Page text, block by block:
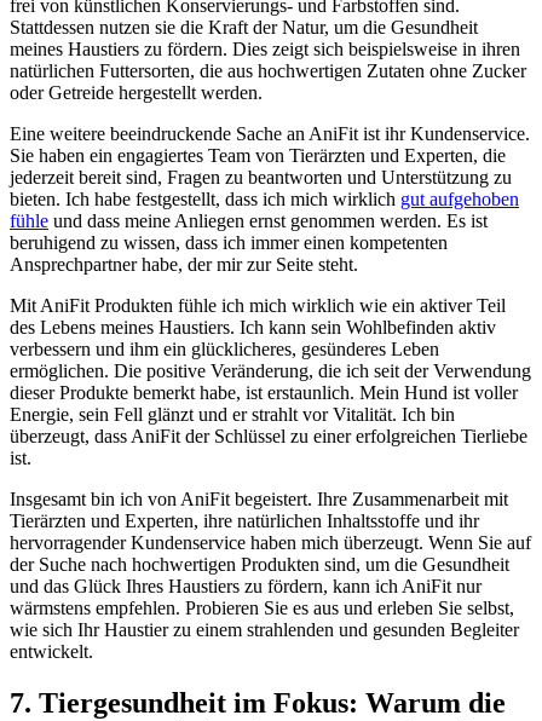
frei von künstlichen ⁤Konservierungs- und Farbstoffen sind.
Stattdessen nutzen sie‍ die Kraft der Natur, um die Gesundheit
meines⁣ Haustiers zu fördern. Dies zeigt​ sich beispielsweise in ihren‌
natürlichen Futtersorten, die aus hochwertigen⁢ Zutaten ohne Zucker⁢
oder ⁤Getreide ‌hergestellt werden.
Eine weitere beeindruckende Sache an AniFit ist ihr Kundenservice.
Sie haben ein engagiertes Team von Tierärzten und Experten, die
jederzeit bereit sind, Fragen zu beantworten und Unterstützung zu
bieten. Ich habe festgestellt, dass ich mich wirklich gut aufgehoben
fühle ‍und​ dass meine Anliegen ernst ‍genommen werden.‍ Es ist
beruhigend zu wissen, dass ich immer einen kompetenten
Ansprechpartner habe, der mir zur Seite steht.
Mit AniFit Produkten fühle ich mich wirklich⁣ wie ein aktiver Teil
des Lebens meines Haustiers. Ich kann sein Wohlbefinden⁤ aktiv
verbessern und ihm​ ein⁤ glücklicheres, gesünderes Leben
ermöglichen. Die positive Veränderung, die ich seit der Verwendung
dieser Produkte bemerkt habe, ist erstaunlich. Mein Hund ist voller
Energie, sein Fell glänzt und er strahlt vor Vitalität. Ich bin
überzeugt, dass AniFit der Schlüssel zu einer erfolgreichen Tierliebe
ist.
Insgesamt bin ich von AniFit begeistert. ​Ihre Zusammenarbeit mit
Tierärzten und Experten, ihre natürlichen Inhaltsstoffe und ihr
hervorragender Kundenservice haben mich überzeugt. Wenn Sie ​auf⁣
der⁢ Suche nach hochwertigen Produkten sind, um die Gesundheit
und⁤ das Glück Ihres Haustiers zu fördern, ‌kann ich​ AniFit nur
wärmstens empfehlen. ‍Probieren⁢ Sie es aus und⁢ erleben Sie selbst,
wie sich Ihr Haustier zu einem ⁣strahlenden und gesunden Begleiter
⁢entwickelt.
7. Tiergesundheit im Fokus: Warum die